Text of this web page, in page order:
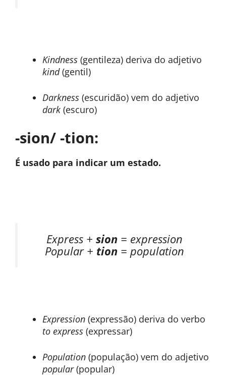
Kindness (gentileza) deriva do adjetivo
kind(gentil)
Darkness (escuridão) vem do adjetivo
dark (escuro)
-sion/ -tion:
É usado para indicar um estado.
Express + sion = expression
Popular + tion = population
Expression (expressão) deriva do verbo
to express (expressar)
Population (população) vem do adjetivo
popular(popular)